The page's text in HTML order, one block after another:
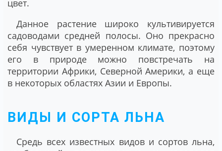
цвет.
Данное растение широко культивируется
садоводами средней полосы. Оно прекрасно
себя чувствует в умеренном климате, поэтому
его в природе можно повстречать на
территории Африки, Северной Америки, а еще
в некоторых областях Азии и Европы.
ВИДЫ И СОРТА ЛЬНА
Средь всех известных видов и сортов льна,